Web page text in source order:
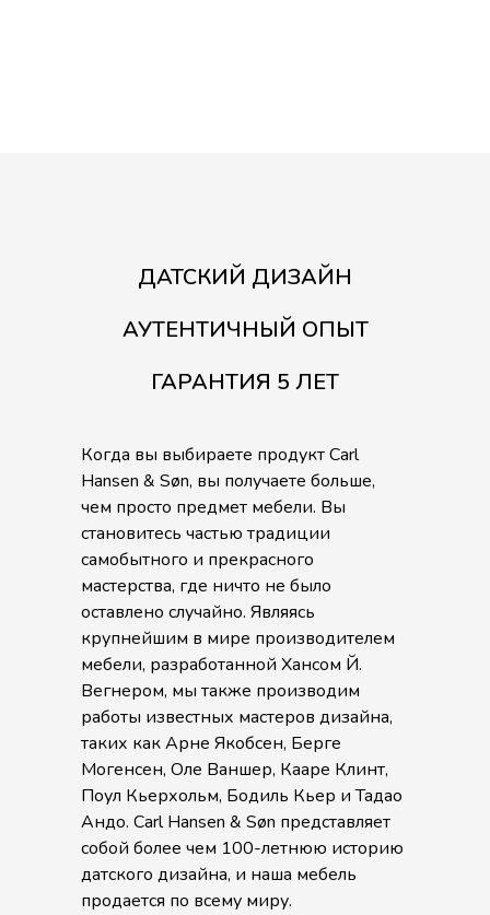
ДАТСКИЙ ДИЗАЙН
АУТЕНТИЧНЫЙ ОПЫТ
ГАРАНТИЯ 5 ЛЕТ
Когда вы выбираете продукт Carl
Hansen & Søn, вы получаете больше,
чем просто предмет мебели. Вы
становитесь частью традиции
самобытного и прекрасного
мастерства, где ничто не было
оставлено случайно. Являясь
крупнейшим в мире производителем
мебели, разработанной Хансом Й.
Вегнером, мы также производим
работы известных мастеров дизайна,
таких как Арне Якобсен, Берге
Могенсен, Оле Ваншер, Кааре Клинт,
Поул Кьерхольм, Бодиль Кьер и Тадао
Андо. Carl Hansen & Søn представляет
собой более чем 100-летнюю историю
датского дизайна, и наша мебель
продается по всему миру.